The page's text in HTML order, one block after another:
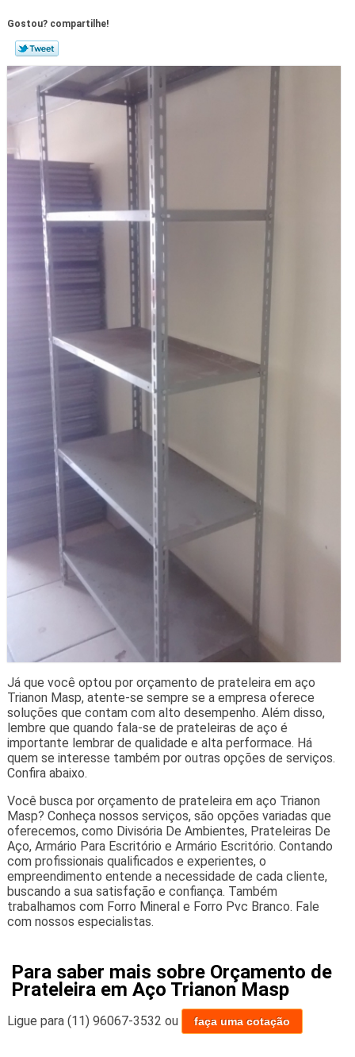
Gostou? compartilhe!
Já que você optou por orçamento de prateleira em aço
Trianon Masp, atente-se sempre se a empresa oferece
soluções que contam com alto desempenho. Além disso,
lembre que quando fala-se de prateleiras de aço é
importante lembrar de qualidade e alta performace. Há
quem se interesse também por outras opções de serviços.
Confira abaixo.
Você busca por orçamento de prateleira em aço Trianon
Masp? Conheça nossos serviços, são opções variadas que
oferecemos, como Divisória De Ambientes, Prateleiras De
Aço, Armário Para Escritório e Armário Escritório. Contando
com profissionais qualificados e experientes, o
empreendimento entende a necessidade de cada cliente,
buscando a sua satisfação e confiança. Também
trabalhamos com Forro Mineral e Forro Pvc Branco. Fale
com nossos especialistas.
Para saber mais sobre Orçamento de
Prateleira em Aço Trianon Masp
Ligue para (11) 96067-3532 ou faça uma cotação